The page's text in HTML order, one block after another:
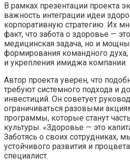
В рамках презентации проекта
важность интеграции идеи
корпоративную стратегию. Их
факт, что забота о здоровье —
медицинская задача, но и
формирования командного
и укрепления имиджа компании.
Автор проекта уверен, что
требуют системного подхода и
инвестиций. Он советует
ограничиваться разовыми
программы, которые станут
культуры. «Здоровье — это
Заботясь о своих сотрудниках,
устойчивого развития и
специалист.